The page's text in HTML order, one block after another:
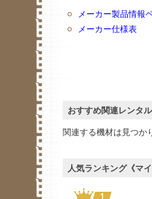
メーカー製品情報
メーカー仕様表
おすすめ関連レンタ
関連する機材は見つか
人気ランキング《マ